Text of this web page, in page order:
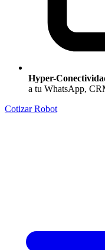
Hyper-
a tu WhatsApp,
Cotizar Robot